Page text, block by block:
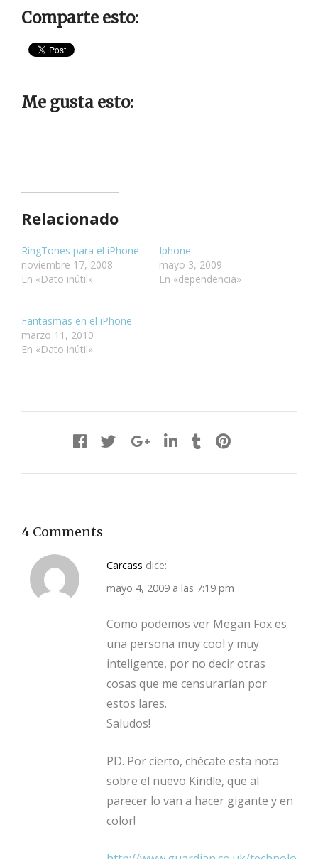
Comparte esto:
Me gusta esto:
Relacionado
RingTones para el iPhone
noviembre 17, 2008
En «Dato inútil»
Iphone
mayo 3, 2009
En «dependencia»
Fantasmas en el iPhone
marzo 11, 2010
En «Dato inútil»
4 Comments
Carcass dice:
mayo 4, 2009 a las 7:19 pm
Como podemos ver Megan Fox es
una persona muy cool y muy
inteligente, por no decir otras
cosas que me censurarían por
estos lares.
Saludos!
PD. Por cierto, chécate esta nota
sobre el nuevo Kindle, que al
parecer lo van a hacer gigante y en
color!